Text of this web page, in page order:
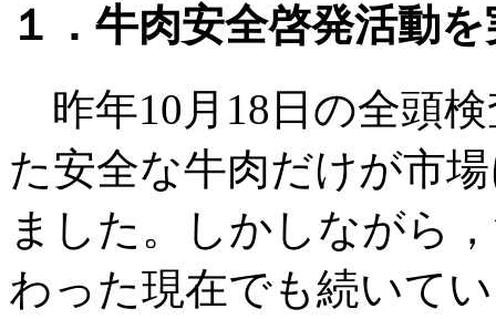
１．牛肉安全啓発活動
昨年10月18日の全頭
た安全な牛肉だけが市
ました。しかしながら
わった現在でも続いて